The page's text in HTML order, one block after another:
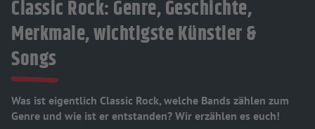
Classic Rock: Genre, Geschichte,
Merkmale, wichtigste Künstler &
Songs
Was ist eigentlich Classic Rock, welche Bands zählen zum
Genre und wie ist er entstanden? Wir erzählen es euch!